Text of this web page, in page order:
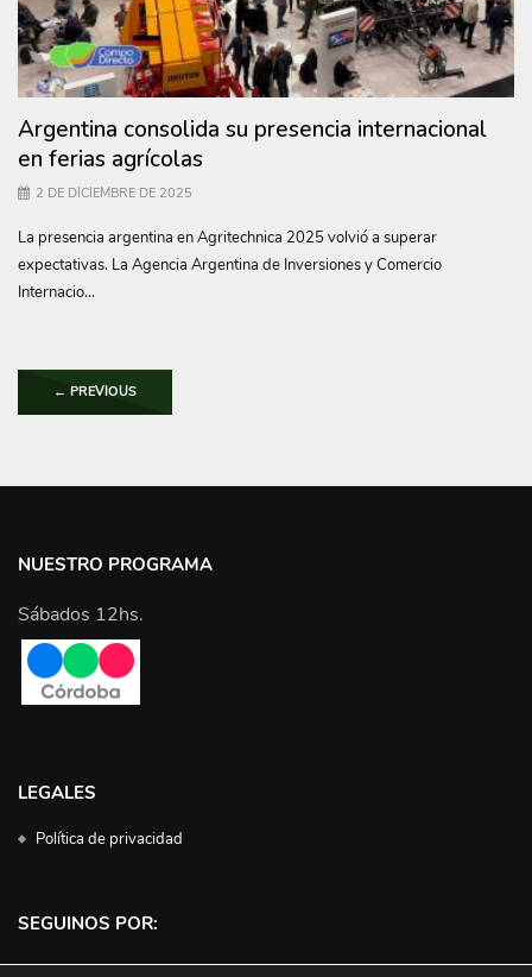
Argentina consolida su presencia internacional
en ferias agrícolas
2 DE DICIEMBRE DE 2025
La presencia argentina en Agritechnica 2025 volvió a superar
expectativas. La Agencia Argentina de Inversiones y Comercio
Internacio...
← PREVIOUS
NUESTRO PROGRAMA
Sábados 12hs.
LEGALES
Política de privacidad
SEGUINOS POR: